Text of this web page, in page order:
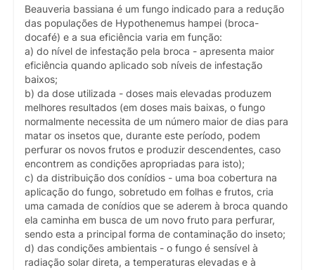
Beauveria bassiana é um fungo indicado para a redução
das populações de Hypothenemus hampei (broca-
docafé) e a sua eficiência varia em função:
a) do nível de infestação pela broca - apresenta maior
eficiência quando aplicado sob níveis de infestação
baixos;
b) da dose utilizada - doses mais elevadas produzem
melhores resultados (em doses mais baixas, o fungo
normalmente necessita de um número maior de dias para
matar os insetos que, durante este período, podem
perfurar os novos frutos e produzir descendentes, caso
encontrem as condições apropriadas para isto);
c) da distribuição dos conídios - uma boa cobertura na
aplicação do fungo, sobretudo em folhas e frutos, cria
uma camada de conídios que se aderem à broca quando
ela caminha em busca de um novo fruto para perfurar,
sendo esta a principal forma de contaminação do inseto;
d) das condições ambientais - o fungo é sensível à
radiação solar direta, a temperaturas elevadas e à